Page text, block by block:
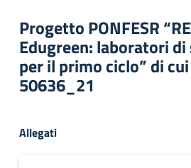
Progetto PONFESR
Edugreen: laboratori
per il primo ciclo” di
50636_21
Allegati